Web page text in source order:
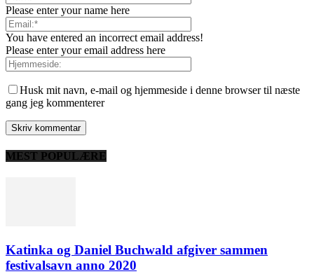
Please enter your name here
You have entered an incorrect email address!
Please enter your email address here
Husk mit navn, e-mail og hjemmeside i denne browser til næste
gang jeg kommenterer
MEST POPULÆRE
Katinka og Daniel Buchwald afgiver sammen
festivalsavn anno 2020